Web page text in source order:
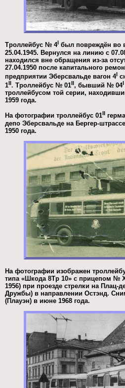
Троллейбус № 4 был повреждён во
25.04.1945. Вернулся на линию с
находился вне обращения из-за
27.04.1950 после капитального
предприятии Эберсвальде вагон 4I
1II. Троллейбус № 01II, бывший № 04I
троллейбусом той серии,
1959 года.
На фотографии троллейбус 01
депо Эберсвальде на Бергер-
1950 года.
На фотографии изображен
типа «Шкода 8Тр 10» с прицепом №
1956) при проезде стрелки на
Дружбы) в направлении Остэнд.
(Плауэн) в июне 1968 года.